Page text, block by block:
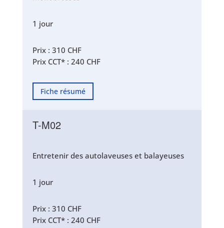
1 jour
Prix : 310 CHF
Prix CCT* : 240 CHF
Fiche résumé
T-M02
Entretenir des autolaveuses et balayeuses
1 jour
Prix : 310 CHF
Prix CCT* : 240 CHF